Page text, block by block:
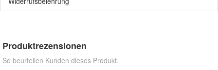
Produktrezensionen
So beurteilen Kunden dieses Produkt.